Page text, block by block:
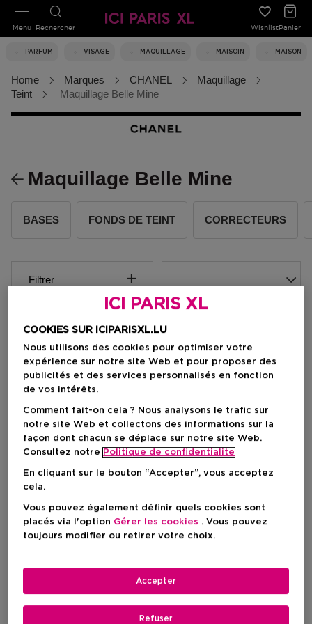
Rechercher WishlistPanier
PARFUM VISAGE MAQUILLAGE MAISOIN MAISON
Menu
Home Marques CHANEL
Maquillage
Teint
Maquillage Belle Mine
Maquillage Belle Mine
BASES FONDS DE TEINT CORRECTEURS
Filtrer
5
Les Beiges Fluide Enlumineur
ICI PARIS XL
COOKIES SUR ICIPARISXL.LU
Nous utilisons des cookies pour optimiser votre
expérience sur notre site Web et pour proposer des
publicités et des services personnalisés en fonction
de vos intérêts.
Comment fait-on cela ? Nous analysons le trafic sur
notre site Web et collectons des informations sur la
façon dont chacun se déplace sur notre site Web.
Consultez notre Politique de confidentialite
En cliquant sur le bouton “Accepter”, vous acceptez
cela.
Vous pouvez également définir quels cookies sont
placés via l'option Gérer les cookies . Vous pouvez
toujours modifier ou retirer votre choix.
Refuser
Accepter